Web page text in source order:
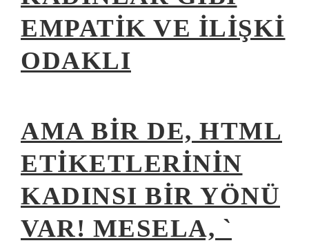
EMPATIK VE İLIŞKI
ODAKLI
AMA BIR DE, HTML
ETIKETLERININ
KADINSI BIR YÖNÜ
VAR! MESELA, `